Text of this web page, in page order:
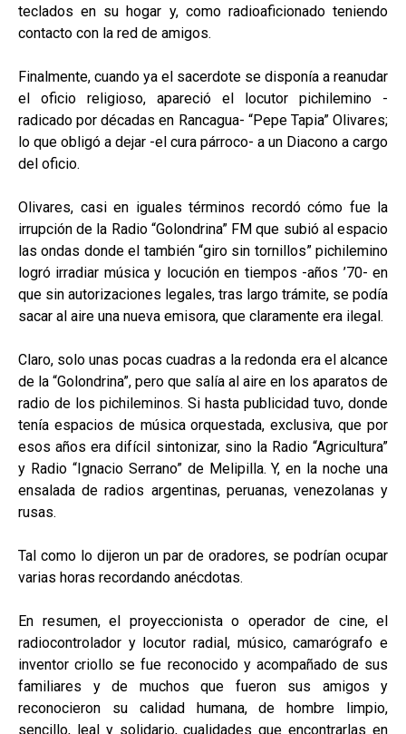
teclados en su hogar y, como radioaficionado teniendo
contacto con la red de amigos.
Finalmente, cuando ya el sacerdote se disponía a reanudar
el oficio religioso, apareció el locutor pichilemino -
radicado por décadas en Rancagua- “Pepe Tapia” Olivares;
lo que obligó a dejar -el cura párroco- a un Diacono a cargo
del oficio.
Olivares, casi en iguales términos recordó cómo fue la
irrupción de la Radio “Golondrina” FM que subió al espacio
las ondas donde el también “giro sin tornillos” pichilemino
logró irradiar música y locución en tiempos -años ’70- en
que sin autorizaciones legales, tras largo trámite, se podía
sacar al aire una nueva emisora, que claramente era ilegal.
Claro, solo unas pocas cuadras a la redonda era el alcance
de la “Golondrina”, pero que salía al aire en los aparatos de
radio de los pichileminos. Si hasta publicidad tuvo, donde
tenía espacios de música orquestada, exclusiva, que por
esos años era difícil sintonizar, sino la Radio “Agricultura”
y Radio “Ignacio Serrano” de Melipilla. Y, en la noche una
ensalada de radios argentinas, peruanas, venezolanas y
rusas.
Tal como lo dijeron un par de oradores, se podrían ocupar
varias horas recordando anécdotas.
En resumen, el proyeccionista o operador de cine, el
radiocontrolador y locutor radial, músico, camarógrafo e
inventor criollo se fue reconocido y acompañado de sus
familiares y de muchos que fueron sus amigos y
reconocieron su calidad humana, de hombre limpio,
sencillo, leal y solidario, cualidades que encontrarlas en